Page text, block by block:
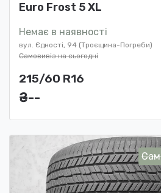
Euro Frost 5 XL
Немає в наявності
вул. Єдності, 94 (Троєщина-Погреби)
Самовивіз на сьогодні
215/60 R16
₴ ---